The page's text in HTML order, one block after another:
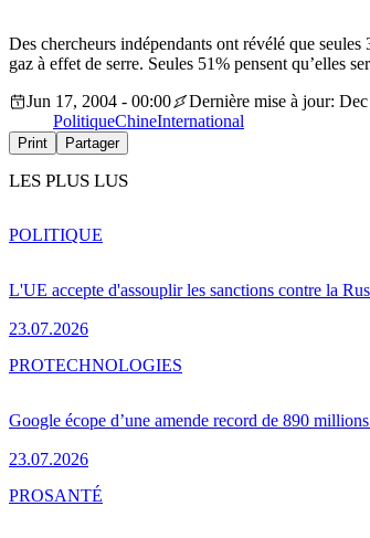
Des chercheurs indépendants ont révélé que
gaz à effet de serre. Seules 51% pensent qu’elles
Jun 17, 2004 - 00:00
Dernière mise à jour:
PolitiqueChineInternational
Print Partager
LES PLUS LUS
L'UE accepte d'assouplir les sanctions contre la
23.07.2026
POLITIQUE
Google écope d’une amende record de 890 millions
23.07.2026
PROTECHNOLOGIES
PROSANTÉ